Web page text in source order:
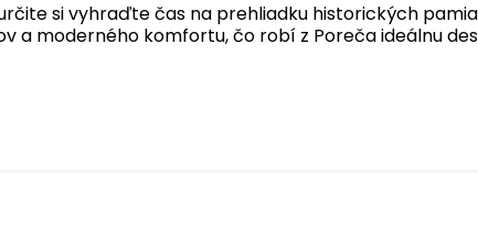
si vyhraďte čas na prehliadku historických
a moderného komfortu, čo robí z Poreča ideálnu